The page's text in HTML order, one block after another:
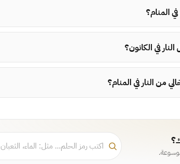
المنام؟
في الكانون؟
من النار في المنام؟